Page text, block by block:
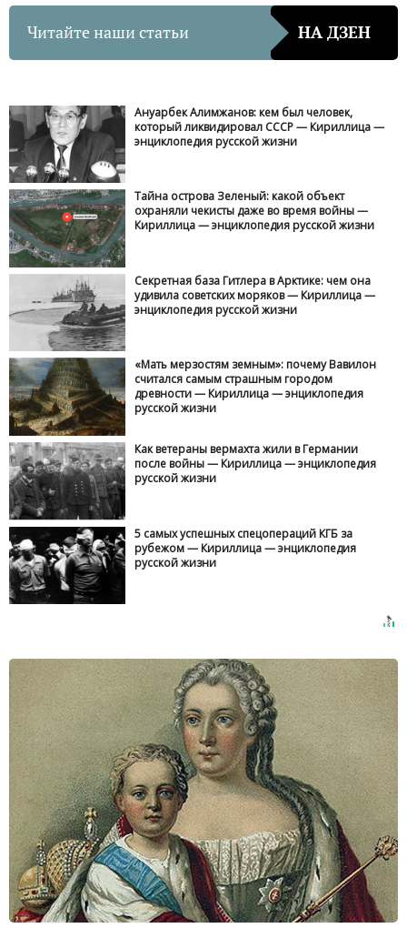
Читайте наши статьи НА ДЗЕН
Ануарбек Алимжанов: кем был человек,
который ликвидировал СССР — Кириллица —
энциклопедия русской жизни
Тайна острова Зеленый: какой объект
охраняли чекисты даже во время войны —
Кириллица — энциклопедия русской жизни
Секретная база Гитлера в Арктике: чем она
удивила советских моряков — Кириллица —
энциклопедия русской жизни
«Мать мерзостям земным»: почему Вавилон
считался самым страшным городом
древности — Кириллица — энциклопедия
русской жизни
Как ветераны вермахта жили в Германии
после войны — Кириллица — энциклопедия
русской жизни
5 самых успешных спецопераций КГБ за
рубежом — Кириллица — энциклопедия
русской жизни